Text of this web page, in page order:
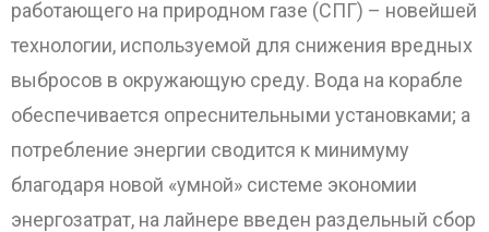
работающего на природном газе (СПГ) – новейшей
технологии, используемой для снижения вредных
выбросов в окружающую среду. Вода на корабле
обеспечивается опреснительными установками; а
потребление энергии сводится к минимуму
благодаря новой «умной» системе экономии
энергозатрат, на лайнере введен раздельный сбор